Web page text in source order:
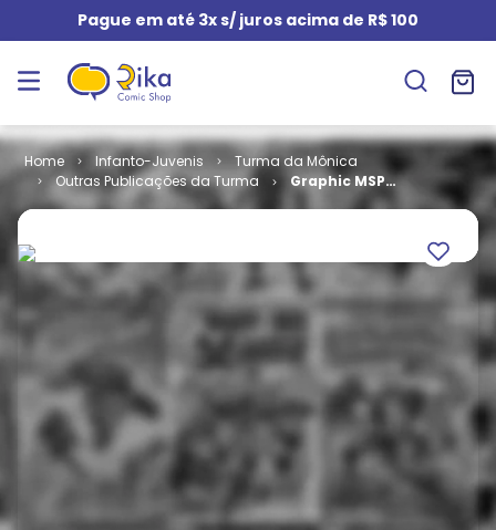
Pague em até 3x s/ juros acima de R$ 100
Infanto-Juvenis
Turma da Mônica
Outras Publicações da Turma
Graphic MSP
# 05 - Bidu -
Cartonada)